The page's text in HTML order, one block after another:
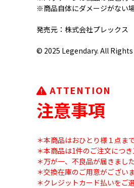
※商品自体にダメージがない
発売元：株式会社プレックス
© 2025 Legendary. All Rights
ATTENTION
注意事項
＊本商品はおひとり様１点ま
＊本商品は1件のご注文につ
＊万が一、不良品が届きまし
＊交換在庫のご用意がござい
＊クレジットカード払いをご